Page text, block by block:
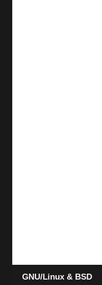
GNU/Linux & BSD